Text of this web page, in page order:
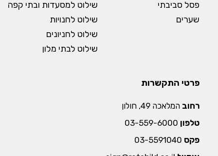
פסל סביבתי
שערים
שילוט למסעדות ובתי קפה
שילוט לחנויות
שילוט לחניונים
שילוט לבתי מלון
פרטי התקשרות
רחוב המלאכה 49, חולון
טלפון 03-559-6000
פקס 03-5591040